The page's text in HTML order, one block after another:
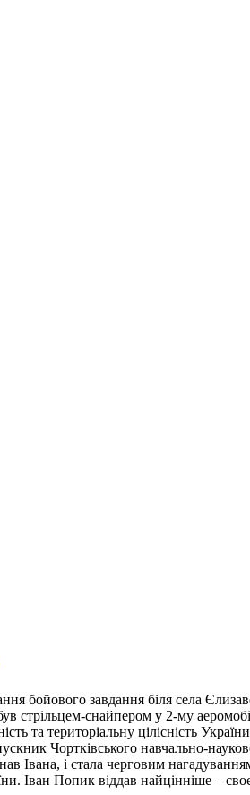
бойового завдання біля села
стрільцем-снайпером у 2-му
та територіальну цілісність
Чортківського навчально-
Івана, і стала черговим
Іван Попик віддав найцінніше –